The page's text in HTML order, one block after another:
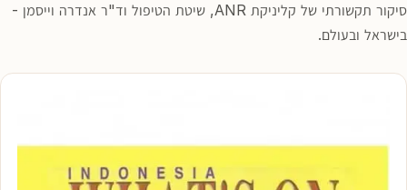
למה
ANR
סיקור תקשורתי של קליניקת ANR, שיטת הטיפול וד"ר אנדרה וייסמן -
בישראל ובעולם.